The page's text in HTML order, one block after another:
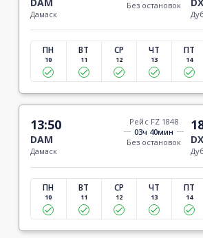
Дамаск
Без остановок
ПН
10
ВТ
11
СР
12
ЧТ
13
ПТ
14
13:50
DAM
Дамаск
Рейс FZ 1848
03ч 40мин
Без остановок
ПН
10
ВТ
11
СР
12
ЧТ
13
ПТ
14